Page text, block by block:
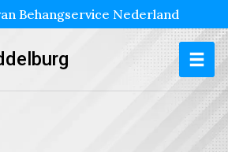
Behangservice Nederland